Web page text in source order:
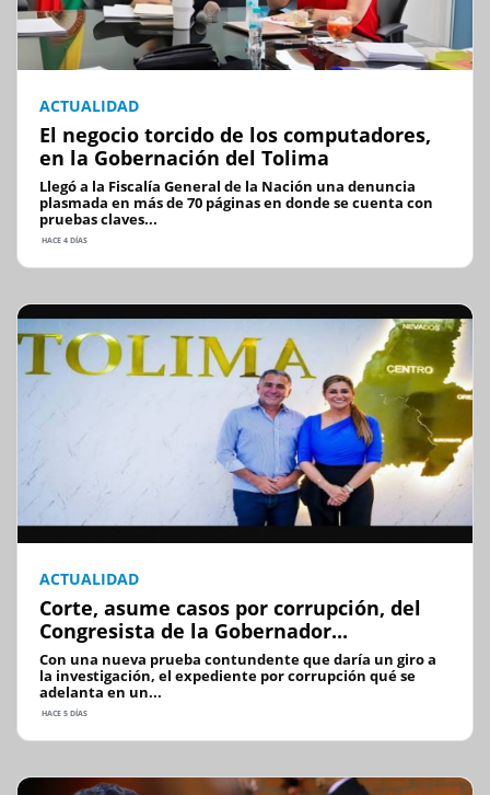
ACTUALIDAD
El negocio torcido de los computadores,
en la Gobernación del Tolima
Llegó a la Fiscalía General de la Nación una denuncia
plasmada en más de 70 páginas en donde se cuenta con
pruebas claves...
HACE 4 DÍAS
ACTUALIDAD
Corte, asume casos por corrupción, del
Congresista de la Gobernador...
Con una nueva prueba contundente que daría un giro a
la investigación, el expediente por corrupción qué se
adelanta en un...
HACE 5 DÍAS